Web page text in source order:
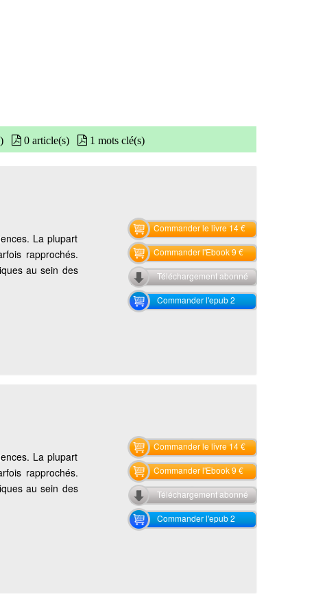
0 article(s) 1 mots clé(s)
La plupart
rapprochés.
au sein des
Commander le livre 14 €
Commander l'Ebook 9 €
Téléchargement abonné
Commander l'epub 2
La plupart
rapprochés.
au sein des
Commander le livre 14 €
Commander l'Ebook 9 €
Téléchargement abonné
Commander l'epub 2